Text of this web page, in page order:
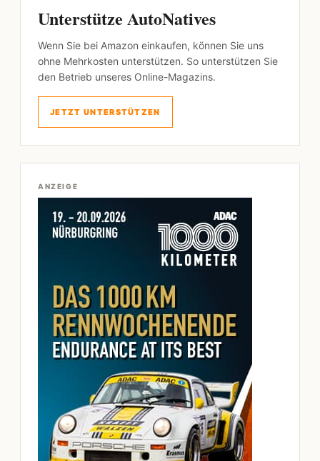
Unterstütze AutoNatives
Wenn Sie bei Amazon einkaufen, können Sie uns
ohne Mehrkosten unterstützen. So unterstützen Sie
den Betrieb unseres Online-Magazins.
JETZT UNTERSTÜTZEN
ANZEIGE